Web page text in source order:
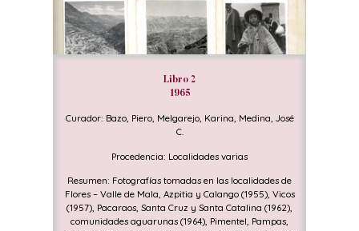
Libro 2
1965
Curador: Bazo, Piero, Melgarejo, Karina, Medina, José
C.
Procedencia: Localidades varias
Resumen: Fotografías tomadas en las localidades de
Flores – Valle de Mala, Azpitia y Calango (1955), Vicos
(1957), Pacaraos, Santa Cruz y Santa Catalina (1962),
comunidades aguarunas (1964), Pimentel, Pampas,